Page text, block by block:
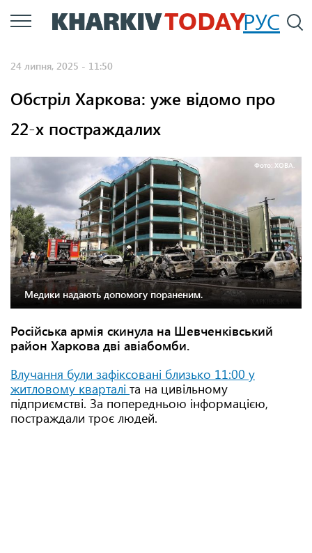
Перейти
до
РУС
24 липня, 2025 - 11:50
Обстріл Харкова: уже відомо про
22-х постраждалих
Фото: ХОВА.
Медики надають допомогу пораненим.
Російська армія скинула на Шевченківський
район Харкова дві авіабомби.
Влучання були зафіксовані близько 11:00 у
житловому кварталі та на цивільному
підприємстві. За попередньою інформацією,
постраждали троє людей.